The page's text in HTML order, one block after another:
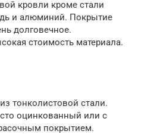
кровли кроме стали
и алюминий. Покрытие
долговечное.
стоимость материала.
тонколистовой стали.
оцинкованный или с
покрытием.